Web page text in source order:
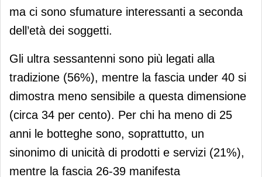
ma ci sono sfumature interessanti a seconda
dell’età dei soggetti.
Gli ultra sessantenni sono più legati alla
tradizione (56%), mentre la fascia under 40 si
dimostra meno sensibile a questa dimensione
(circa 34 per cento). Per chi ha meno di 25
anni le botteghe sono, soprattutto, un
sinonimo di unicità di prodotti e servizi (21%),
mentre la fascia 26-39 manifesta